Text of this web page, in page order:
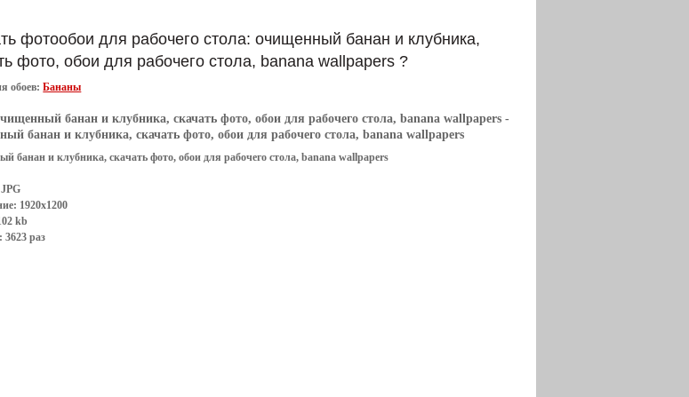
фотообои для рабочего стола: очищенный банан и клубника,
фото, обои для рабочего стола, banana wallpapers ?
обоев:Бананы
банан и клубника, скачать фото, обои для рабочего стола, banana wallpapers -
банан и клубника, скачать фото, обои для рабочего стола, banana wallpapers
банан и клубника, скачать фото, обои для рабочего стола, banana wallpapers
1920x1200
kb
раз